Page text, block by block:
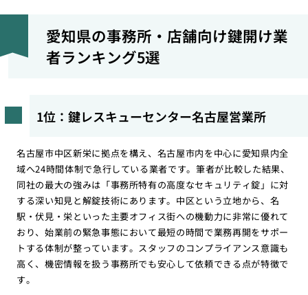
愛知県の事務所・店舗向け鍵開け業
者ランキング5選
1位：鍵レスキューセンター名古屋営業所
名古屋市中区新栄に拠点を構え、名古屋市内を中心に愛知県内全
域へ24時間体制で急行している業者です。筆者が比較した結果、
同社の最大の強みは「事務所特有の高度なセキュリティ錠」に対
する深い知見と解錠技術にあります。中区という立地から、名
駅・伏見・栄といった主要オフィス街への機動力に非常に優れて
おり、始業前の緊急事態において最短の時間で業務再開をサポー
トする体制が整っています。スタッフのコンプライアンス意識も
高く、機密情報を扱う事務所でも安心して依頼できる点が特徴で
す。